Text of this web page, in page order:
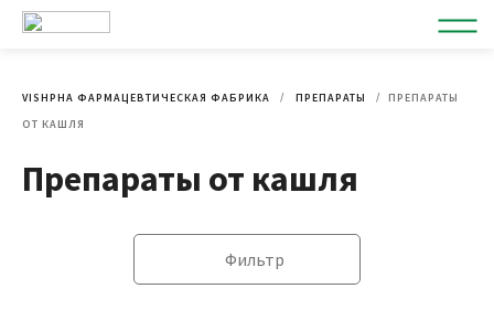
VISHPHA ФАРМАЦЕВТИЧЕСКАЯ ФАБРИКА ПРЕПАРАТЫ
ПРЕПАРАТЫ
ОТ КАШЛЯ
Препараты от кашля
Фильтр